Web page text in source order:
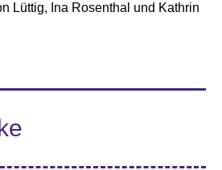
Lüttig, Ina Rosenthal und Kathrin